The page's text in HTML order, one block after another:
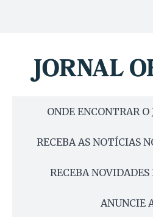
ONDE ENCONTRAR O
RECEBA AS NOTÍCIAS
RECEBA
ANUNCIE